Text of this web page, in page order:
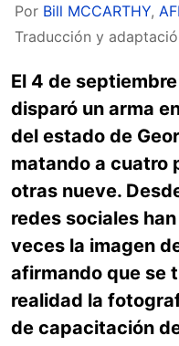
Por Bill MCCARTHY,
Traducción y
El 4 de
disparó un arma
del estado de
matando a cuatro
otras nueve.
redes sociales
veces la imagen
afirmando que se
realidad la
de capacitación